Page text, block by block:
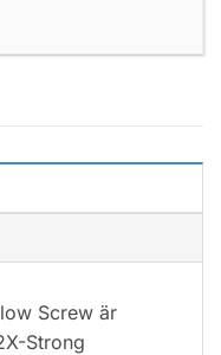
Screw är
Strong